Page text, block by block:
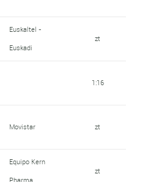
Euskaltel -
Euskadi
zt
1:16
Movistar zt
Equipo Kern
Pharma
zt